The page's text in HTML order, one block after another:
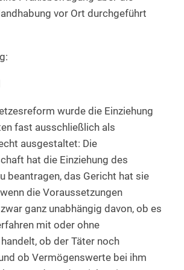
vor Ort durchgeführt
wurde die Einziehung
fast ausschließlich als
ausgestaltet: Die
hat die Einziehung des
beantragen, das Gericht hat sie
die Voraussetzungen
ganz unabhängig davon, ob es
mit oder ohne
ob der Täter noch
ob Vermögenswerte bei ihm